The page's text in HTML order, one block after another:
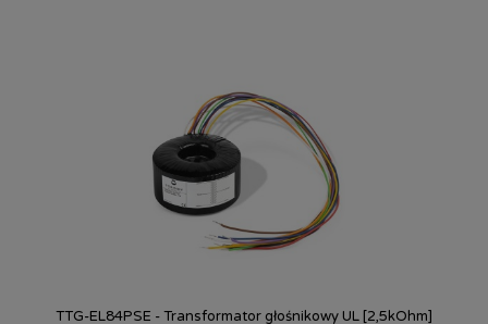
TTG-EL84PSE - Transformator głośnikowy UL [2,5kOhm]